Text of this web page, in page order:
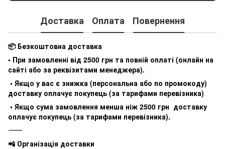
Доставка Оплата Повернення
📦 Безкоштовна доставка
• При замовленні від 2500 грн та повній оплаті (онлайн на
сайті або за реквізитами менеджера).
• Якщо у вас є знижка (персональна або по промокоду)
доставку оплачує покупець (за тарифами перевізника)
• Якщо сума замовлення менша ніж 2500 грн доставку
оплачує покупець (за тарифами перевізника).
⸻
📲 Організація доставки